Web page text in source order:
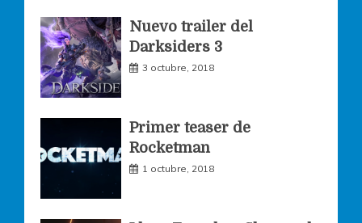
m
Nuevo trailer del
Darksiders 3
3 octubre, 2018
Primer teaser de
Rocketman
1 octubre, 2018